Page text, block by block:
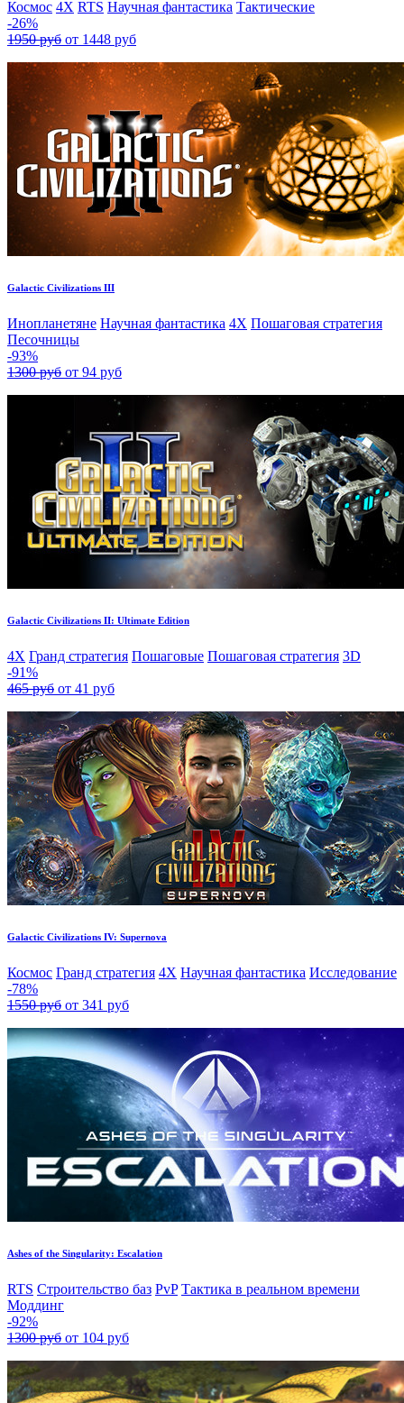
Космос 4X RTS Научная фантастика Тактические
-26%
1950 руб от 1448 руб
Galactic Civilizations III
Инопланетяне Научная фантастика 4X Пошаговая стратегия
Песочницы
-93%
1300 руб от 94 руб
Galactic Civilizations II: Ultimate Edition
4X Гранд стратегия Пошаговые Пошаговая стратегия 3D
-91%
465 руб от 41 руб
Galactic Civilizations IV: Supernova
Космос Гранд стратегия 4X Научная фантастика Исследование
-78%
1550 руб от 341 руб
Ashes of the Singularity: Escalation
RTS Строительство баз PvP Тактика в реальном времени
Моддинг
-92%
1300 руб от 104 руб